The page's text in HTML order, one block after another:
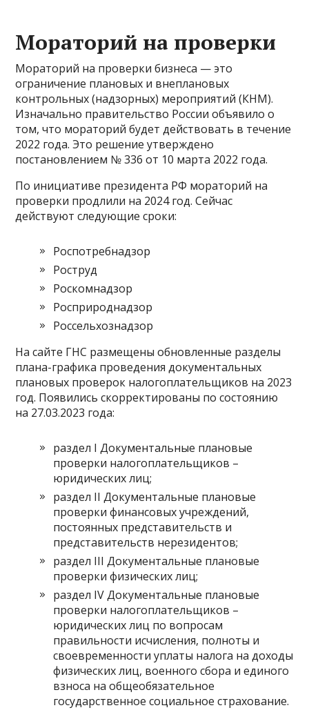
Мораторий на проверки
Мораторий на проверки бизнеса — это
ограничение плановых и внеплановых
контрольных (надзорных) мероприятий (КНМ).
Изначально правительство России объявило о
том, что мораторий будет действовать в течение
2022 года. Это решение утверждено
постановлением № 336 от 10 марта 2022 года.
По инициативе президента РФ мораторий на
проверки продлили на 2024 год. Сейчас
действуют следующие сроки:
Роспотребнадзор
Роструд
Роскомнадзор
Росприроднадзор
Россельхознадзор
На сайте ГНС размещены обновленные разделы
плана-графика проведения документальных
плановых проверок налогоплательщиков на 2023
год. Появились скорректированы по состоянию
на 27.03.2023 года:
раздел I Документальные плановые
проверки налогоплательщиков –
юридических лиц;
раздел II Документальные плановые
проверки финансовых учреждений,
постоянных представительств и
представительств нерезидентов;
раздел III Документальные плановые
проверки физических лиц;
раздел IV Документальные плановые
проверки налогоплательщиков –
юридических лиц по вопросам
правильности исчисления, полноты и
своевременности уплаты налога на доходы
физических лиц, военного сбора и единого
взноса на общеобязательное
государственное социальное страхование.